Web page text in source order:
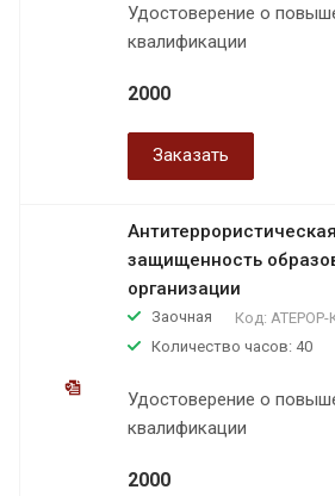
Удостоверение о
квалификации
2000
Заказать
Антитеррористическая
защищенность
организации
Заочная Код: АТЕРОР-
Количество часов: 40
Удостоверение о
квалификации
2000